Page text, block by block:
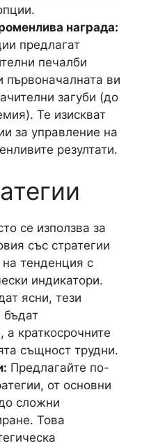
награда:
предлагат
печалби
ви
загуби (до
Те изискват
за управление на
резултати.
се използва за
със стратегии
тенденция с
индикатори.
ясни, тези
бъдат
а краткосрочните
същност трудни.
Предлагайте по-
от основни
сложни
Това